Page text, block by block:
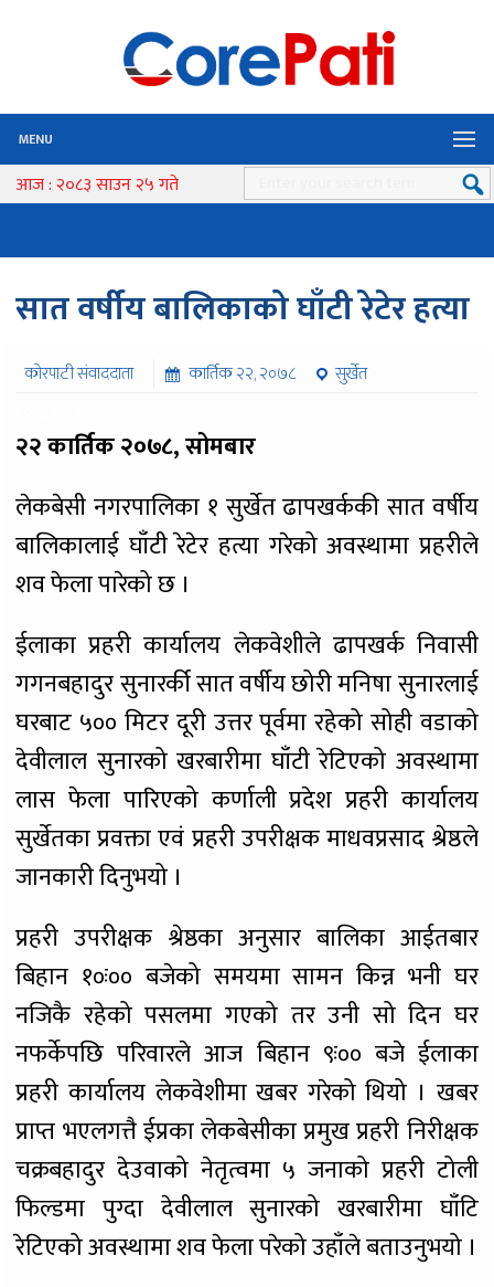
MENU
आज : २०८३ साउन २५ गते
सात वर्षीय बालिकाको घाँटी रेटेर हत्या
कोरपाटी संवाददाता कार्तिक २२, २०७८
सुर्खेत
२२ कार्तिक २०७८, सोमबार
लेकबेसी नगरपालिका १ सुर्खेत ढापखर्ककी सात वर्षीय
बालिकालाई घाँटी रेटेर हत्या गरेको अवस्थामा प्रहरीले
शव फेला पारेको छ ।
ईलाका प्रहरी कार्यालय लेकवेशीले ढापखर्क निवासी
गगनबहादुर सुनारर्की सात वर्षीय छोरी मनिषा सुनारलाई
घरबाट ५०० मिटर दूरी उत्तर पूर्वमा रहेको सोही वडाको
देवीलाल सुनारको खरबारीमा घाँटी रेटिएको अवस्थामा
लास फेला पारिएको कर्णाली प्रदेश प्रहरी कार्यालय
सुर्खेतका प्रवक्ता एवं प्रहरी उपरीक्षक माधवप्रसाद श्रेष्ठले
जानकारी दिनुभयो ।
प्रहरी उपरीक्षक श्रेष्ठका अनुसार बालिका आईतबार
बिहान १०ः०० बजेको समयमा सामन किन्न भनी घर
नजिकै रहेको पसलमा गएको तर उनी सो दिन घर
नफर्केपछि परिवारले आज बिहान ९ः०० बजे ईलाका
प्रहरी कार्यालय लेकवेशीमा खबर गरेको थियो । खबर
प्राप्त भएलगत्तै ईप्रका लेकबेसीका प्रमुख प्रहरी निरीक्षक
चक्रबहादुर देउवाको नेतृत्वमा ५ जनाको प्रहरी टोली
फिल्डमा पुग्दा देवीलाल सुनारको खरबारीमा घाँटि
रेटिएको अवस्थामा शव फेला परेको उहाँले बताउनुभयो ।